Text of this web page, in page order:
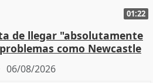
01:22
de llegar "absolutamente
como Newcastle
06/08/2026